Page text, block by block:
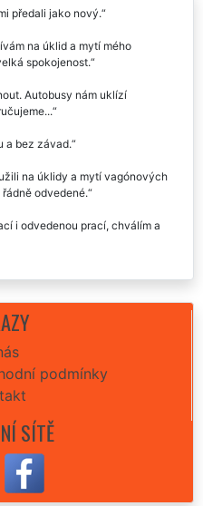
předali jako nový.
na úklid a mytí mého
spokojenost.
Autobusy nám uklízí
a bez závad.
na úklidy a mytí vagónových
odvedené.
i odvedenou prací, chválím a
podmínky
SÍTĚ